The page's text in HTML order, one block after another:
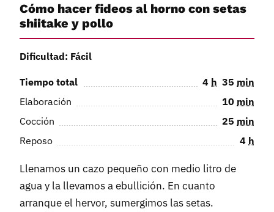
Cómo hacer fideos al horno con setas
shiitake y pollo
Dificultad: Fácil
Tiempo total 4 h 35 min
Elaboración
10 min
Cocción
25 min
Reposo
4 h
Llenamos un cazo pequeño con medio litro de
agua y la llevamos a ebullición. En cuanto
arranque el hervor, sumergimos las setas.